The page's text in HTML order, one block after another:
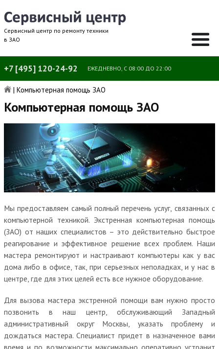
Сервисный центр по ремонту техники
в ЗАО
+7 [495] 120-24-92 ЕЖЕДНЕВНО, С 08:00 ДО 22:00
| Компьютерная помощь ЗАО
Компьютерная помощь ЗАО
Мы предоставляем самый полный перечень услуг, связанных с
компьютерной техникой. Экстренная компьютерная помощь
(ЗАО) от наших специалистов – это действительно быстрое
реагирование и эффективное решение всех проблем. Наши
мастера ремонтируют и настраивают компьютеры как у вас
дома либо в офисе, так, при серьезных неполадках, и у нас в
центре, где для этих целей есть все нужное оборудование.
Для вызова мастера экстренной помощи вам нужно просто
позвонить в наш центр, обслуживающий Западный
административный округ Москвы, указать проблему и
дождаться мастера. Специалист придет в назначенное вами
время и по возможности максимально оперативно устранит